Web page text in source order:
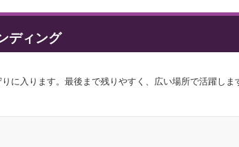
ディング
に入ります。最後まで残りやすく、広い場所で活躍しま